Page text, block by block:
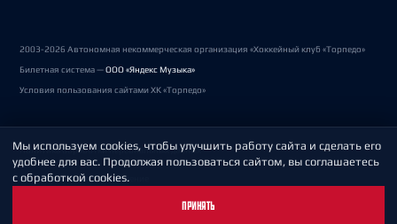
2003-2026 Автономная некоммерческая организация «Хоккейный клуб «Торпедо»
Билетная система —ООО «Яндекс Музыка»
Условия пользования сайтами ХК «Торпедо»
Политика обработки персональных данных
Пользовательское соглашение
Мы используем cookies, чтобы улучшить работу сайта и сделать его
удобнее для вас. Продолжая пользоваться сайтом, вы соглашаетесь
с обработкой cookies.
ПРИНЯТЬ